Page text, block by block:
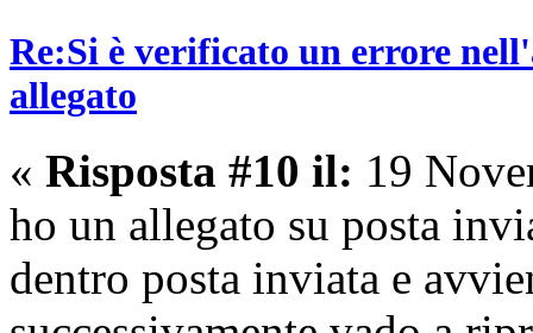
Re:Si è verificato un errore
allegato
« Risposta #10 il: 19
ho un allegato su posta
dentro posta inviata e